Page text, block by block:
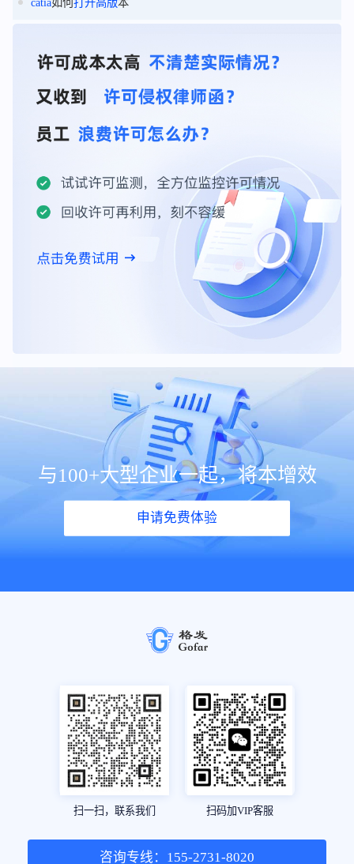
catia如何打开高版本
与100+大型企业一起，将本增效
申请免费体验
扫一扫，联系我们 扫码加VIP客服
咨询专线：155-2731-8020